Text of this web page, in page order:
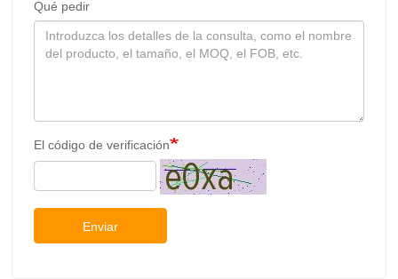
Qué pedir
El código de verificación
Enviar